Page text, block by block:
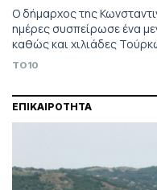
Ο δήμαρχος της
ημέρες συσπείρωσε ένα
καθώς και χιλιάδες
πλευρό του, έστειλε
TO10
ΕΠΙΚΑΙΡΟΤΗΤΑ